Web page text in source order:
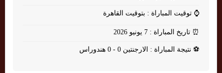
⌚ توقيت المباراة : بتوقيت القاهرة
⏰ تاريخ المباراة : 7 يونيو 2026
⚽ نتيجة المباراة : الارجنتين 0 - 0 هندوراس